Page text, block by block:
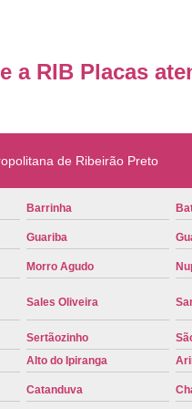
a RIB Placas
de Ribeirão Preto
Barrinha
Guariba
Morro Agudo
Sales Oliveira
Sertãozinho
Alto do Ipiranga
Catanduva